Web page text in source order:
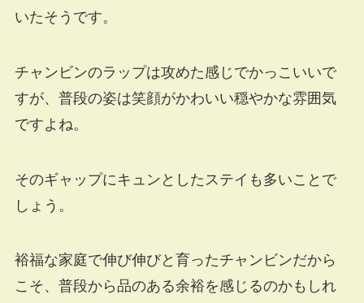
いたそうです。
チャンビンのラップは攻めた感じでかっこいいで
すが、普段の姿は笑顔がかわいい穏やかな雰囲気
ですよね。
そのギャップにキュンとしたステイも多いことで
しょう。
裕福な家庭で伸び伸びと育ったチャンビンだから
こそ、普段から品のある余裕を感じるのかもしれ